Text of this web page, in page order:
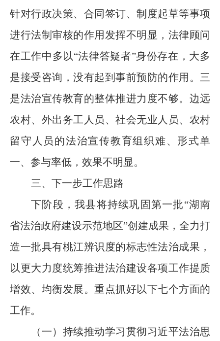
针对行政决策、合同签订、制度起草等事项
进行法制审核的作用发挥不明显，法律顾问
在工作中多 以“法律答疑者”身份存在，大多
是接受咨询，没有起到事前预防的作用。 三
是法治宣传教育的整体推进力度不够。边远
农村、外出务工人员、社会无业人员、农村
留守人员的法治宣传教育组织难、形式单
一、参与率低，效果不明显。
三、下一步工作思路
下阶段，我县将持续巩固第一批“湖南
省法治政府建设示范地区”创建成果，全力打
造一批具有桃江辨识度的标志性法治成果，
以更大力度统筹推进法治建设各项工作提质
增效、均衡发展。重点抓好以下七个方面的
工作。
（一）持续推动学习贯彻习近平法治思